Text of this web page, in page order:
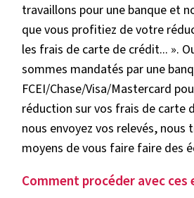
travaillons pour une banque et
que vous profitiez de votre
les frais de carte de crédit... ».
sommes mandatés par une
FCEI/Chase/Visa/Mastercard
réduction sur vos frais de carte
nous envoyez vos relevés, nous
moyens de vous faire faire des
Comment procéder avec ces